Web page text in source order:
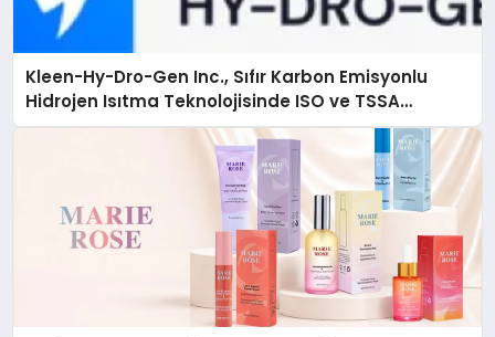
Kleen-Hy-Dro-Gen Inc., Sıfır Karbon Emisyonlu
Hidrojen Isıtma Teknolojisinde ISO ve TSSA
Düzenleyici Onaylarını Aldı